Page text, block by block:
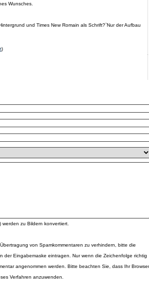
Wunsches.
und Times New Romain als Schrift?`Nur der Aufbau
)
zu Bildern konvertiert.
von Spamkommentaren zu verhindern, bitte die
der Eingabemaske eintragen. Nur wenn die Zeichenfolge richtig
angenommen werden. Bitte beachten Sie, dass Ihr Browser
Verfahren anzuwenden.